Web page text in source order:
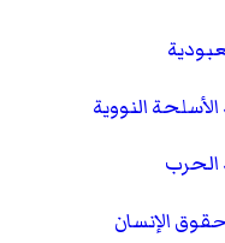
النووية
الإنسان